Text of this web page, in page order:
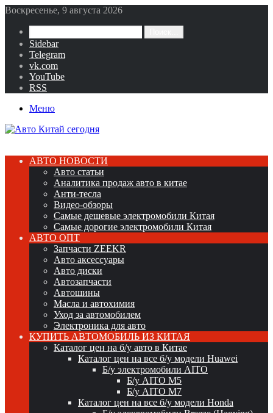
Воскресенье, 9 августа 2026
Sidebar
Telegram
vk.com
YouTube
RSS
Меню
АВТО НОВОСТИ
Авто статьи
Аналитика продаж авто в китае
Анти-тесла
Видео-обзоры
Самые дешевые электромобили Китая
Самые дорогие электромобили Китая
АВТО ОПТ
Запчасти ZEEKR
Авто аксессуары
Авто диски
Автозапчасти
Автошины
Масла и автохимия
Уход за автомобилем
Электроника для авто
КУПИТЬ АВТОМОБИЛЬ ИЗ КИТАЯ
Каталог цен на б/у авто в Китае
Каталог цен на все б/у модели Huawei
Б/у электромобили AITO
Б/у AITO M5
Б/у AITO M7
Каталог цен на все б/у модели Honda